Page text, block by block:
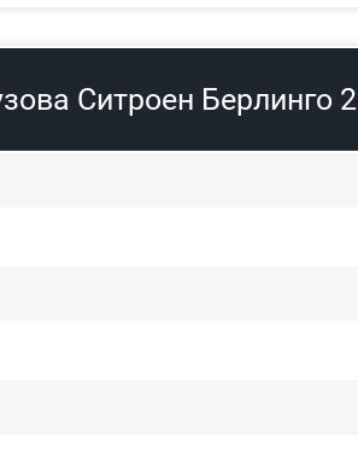
Ситроен Берлинго 2